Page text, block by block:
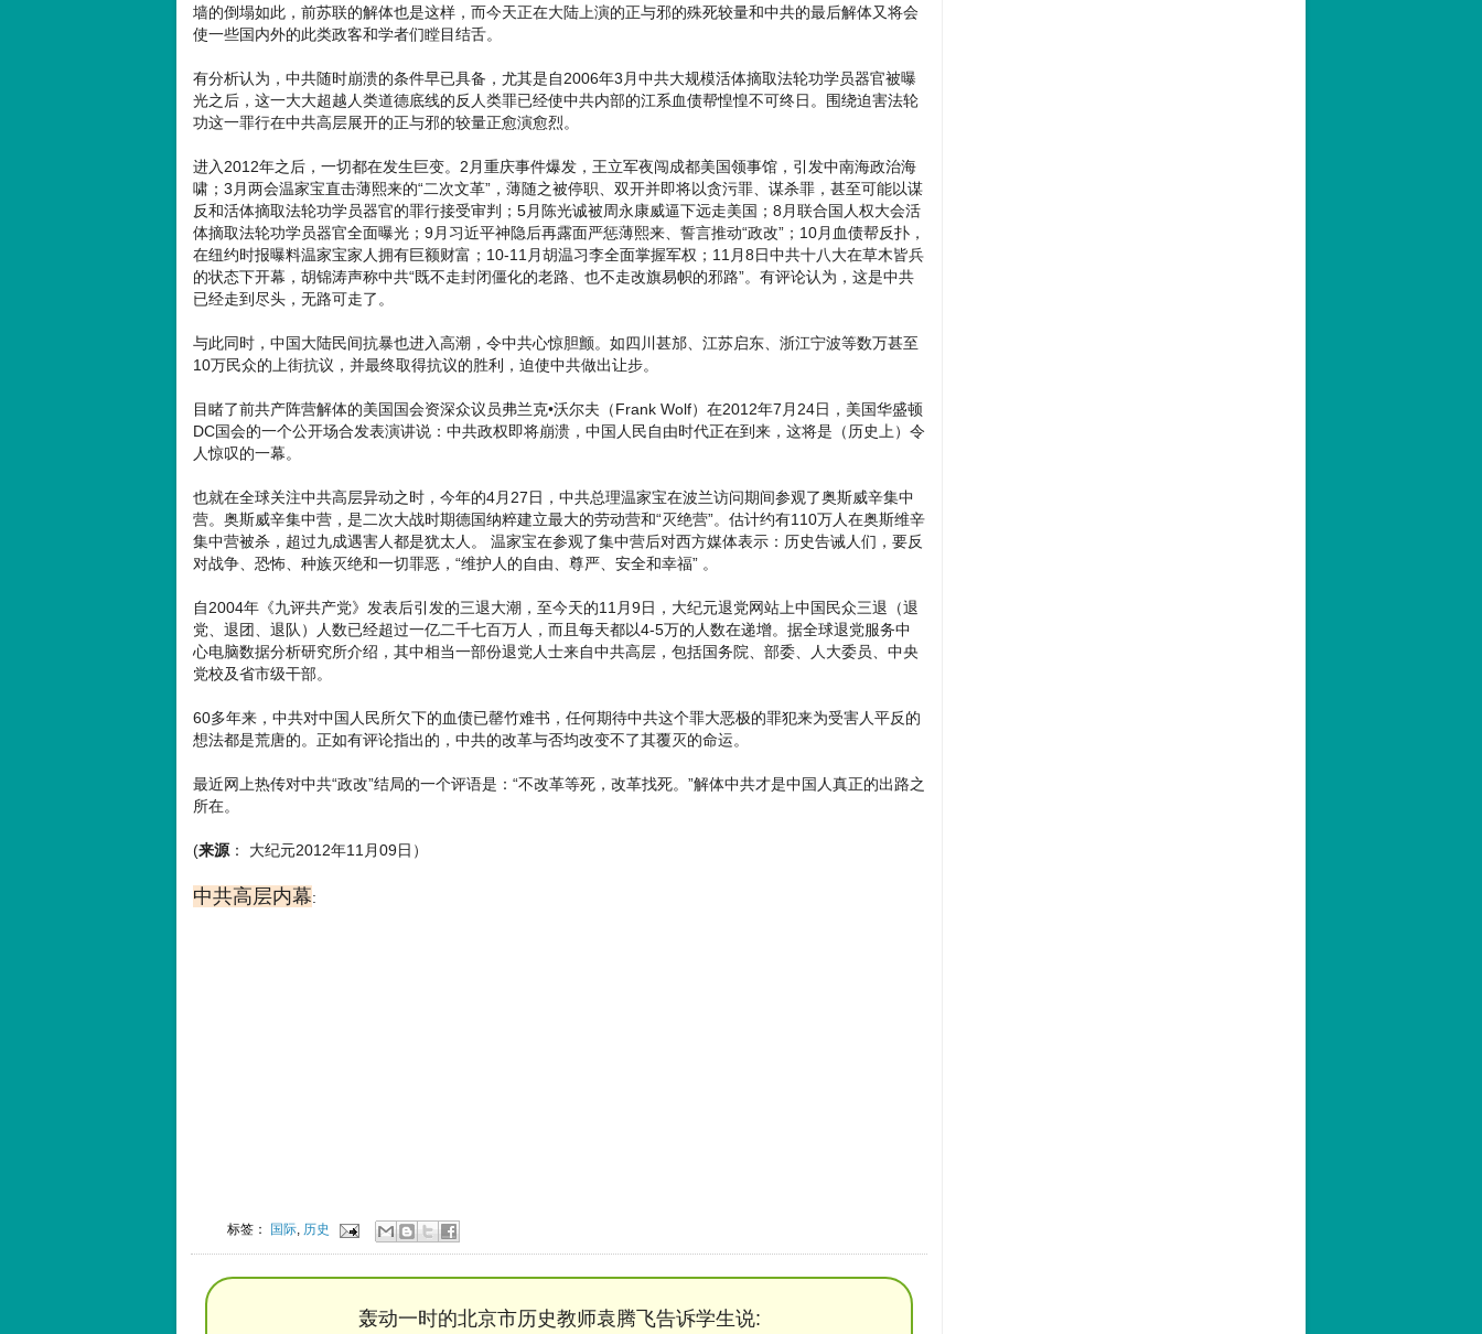
墙的倒塌如此，前苏联的解体也是这样，而今天正在大陆上演的正与邪的殊死较量和中共的最后解体又将会
使一些国内外的此类政客和学者们瞠目结舌。
有分析认为，中共随时崩溃的条件早已具备，尤其是自2006年3月中共大规模活体摘取法轮功学员器官被曝
光之后，这一大大超越人类道德底线的反人类罪已经使中共内部的江系血债帮惶惶不可终日。围绕迫害法轮
功这一罪行在中共高层展开的正与邪的较量正愈演愈烈。
进入2012年之后，一切都在发生巨变。2月重庆事件爆发，王立军夜闯成都美国领事馆，引发中南海政治海
啸；3月两会温家宝直击薄熙来的“二次文革”，薄随之被停职、双开并即将以贪污罪、谋杀罪，甚至可能以谋
反和活体摘取法轮功学员器官的罪行接受审判；5月陈光诚被周永康威逼下远走美国；8月联合国人权大会活
体摘取法轮功学员器官全面曝光；9月习近平神隐后再露面严惩薄熙来、誓言推动“政改”；10月血债帮反扑，
在纽约时报曝料温家宝家人拥有巨额财富；10-11月胡温习李全面掌握军权；11月8日中共十八大在草木皆兵
的状态下开幕，胡锦涛声称中共“既不走封闭僵化的老路、也不走改旗易帜的邪路”。有评论认为，这是中共
已经走到尽头，无路可走了。
与此同时，中国大陆民间抗暴也进入高潮，令中共心惊胆颤。如四川甚邡、江苏启东、浙江宁波等数万甚至
10万民众的上街抗议，并最终取得抗议的胜利，迫使中共做出让步。
目睹了前共产阵营解体的美国国会资深众议员弗兰克•沃尔夫（Frank Wolf）在2012年7月24日，美国华盛顿
DC国会的一个公开场合发表演讲说：中共政权即将崩溃，中国人民自由时代正在到来，这将是（历史上）令
人惊叹的一幕。
也就在全球关注中共高层异动之时，今年的4月27日，中共总理温家宝在波兰访问期间参观了奥斯威辛集中
营。奥斯威辛集中营，是二次大战时期德国纳粹建立最大的劳动营和“灭绝营”。估计约有110万人在奥斯维辛
集中营被杀，超过九成遇害人都是犹太人。 温家宝在参观了集中营后对西方媒体表示：历史告诫人们，要反
对战争、恐怖、种族灭绝和一切罪恶，“维护人的自由、尊严、安全和幸福” 。
自2004年《九评共产党》发表后引发的三退大潮，至今天的11月9日，大纪元退党网站上中国民众三退（退
党、退团、退队）人数已经超过一亿二千七百万人，而且每天都以4-5万的人数在递增。据全球退党服务中
心电脑数据分析研究所介绍，其中相当一部份退党人士来自中共高层，包括国务院、部委、人大委员、中央
党校及省市级干部。
60多年来，中共对中国人民所欠下的血债已罄竹难书，任何期待中共这个罪大恶极的罪犯来为受害人平反的
想法都是荒唐的。正如有评论指出的，中共的改革与否均改变不了其覆灭的命运。
最近网上热传对中共“政改”结局的一个评语是：“不改革等死，改革找死。”解体中共才是中国人真正的出路之
所在。
(来源 ： 大纪元2012年11月09日）
中共高层内幕:
标签： 国际 历史
轰动一时的北京市历史教师袁腾飞告诉学生说: